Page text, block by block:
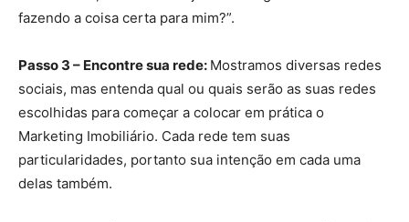
fazendo a coisa certa para mim?”.
Passo 3 – Encontre sua rede: Mostramos diversas redes
sociais, mas entenda qual ou quais serão as suas redes
escolhidas para começar a colocar em prática o
Marketing Imobiliário. Cada rede tem suas
particularidades, portanto sua intenção em cada uma
delas também.